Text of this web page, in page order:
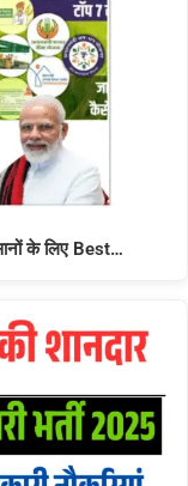
के लिए Best…